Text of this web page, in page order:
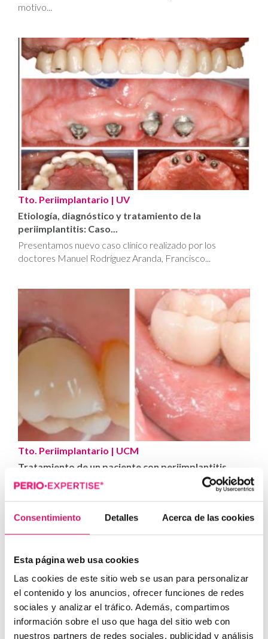
Consentimiento Detalles Acerca de las cookies
Esta página web usa cookies
Las cookies de este sitio web se usan para personalizar
el contenido y los anuncios, ofrecer funciones de redes
sociales y analizar el tráfico. Además, compartimos
información sobre el uso que haga del sitio web con
nuestros partners de redes sociales, publicidad y análisis
motivo...
Tto. Periimplantario | UV
Etiología, diagnóstico y tratamiento de la
periimplantitis: Caso...
Presentamos nuevo caso clínico realizado por los
doctores Manuel Rodríguez Aranda, Francisco...
Tto. Periimplantario | UCM
Tratamiento de un paciente con periimplantitis
Presentamos un caso clínico sobre el tratamiento de un